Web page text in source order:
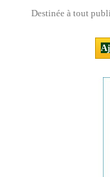
Destinée à tout